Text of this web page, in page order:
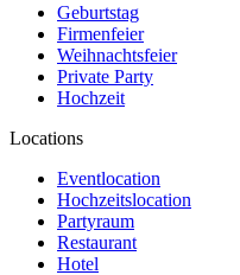
Geburtstag
Firmenfeier
Weihnachtsfeier
Private Party
Hochzeit
Locations
Eventlocation
Hochzeitslocation
Partyraum
Restaurant
Hotel